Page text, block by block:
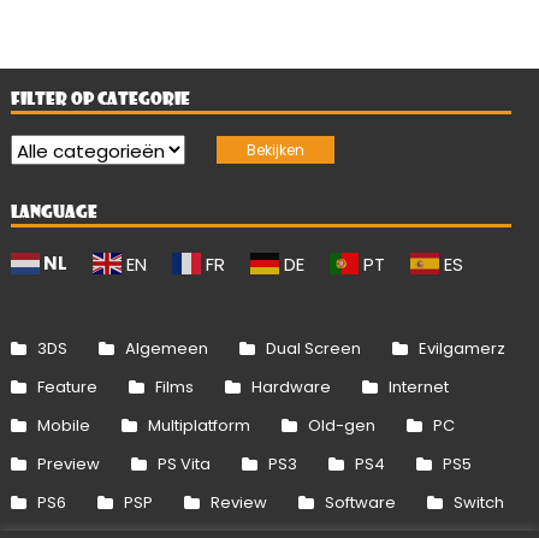
FILTER OP CATEGORIE
LANGUAGE
NL EN FR DE PT ES
3DS Algemeen Dual Screen
Evilgamerz
Feature
Films Hardware
Internet
Mobile
Multiplatform Old-gen
PC
Preview
PS Vita PS3 PS4
PS5
PS6
PSP Review Software
Switch